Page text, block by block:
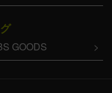
GOODS